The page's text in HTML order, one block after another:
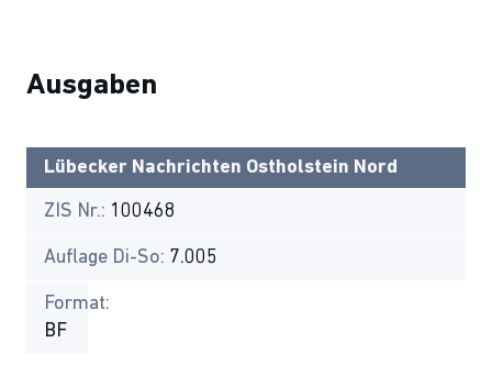
Ausgaben
Lübecker Nachrichten Ostholstein Nord
ZIS Nr.: 100468
Auflage Di-So: 7.005
Format:
BF